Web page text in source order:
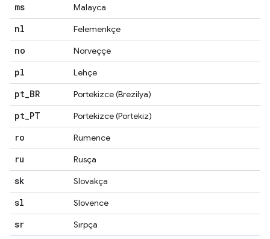
ms Malayca
nl Felemenkçe
no Norveççe
pl Lehçe
pt BR Portekizce (Brezilya)
pt PT Portekizce (Portekiz)
ro Rumence
ru Rusça
sk Slovakça
sl Slovence
sr Sırpça